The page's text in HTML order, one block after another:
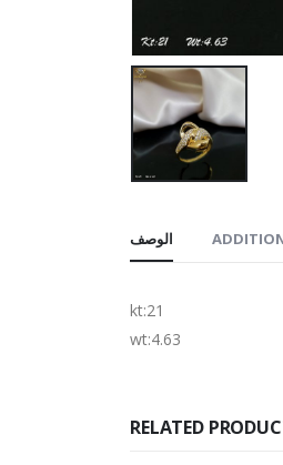
الوصف
kt:21
wt:4.63
RELATED